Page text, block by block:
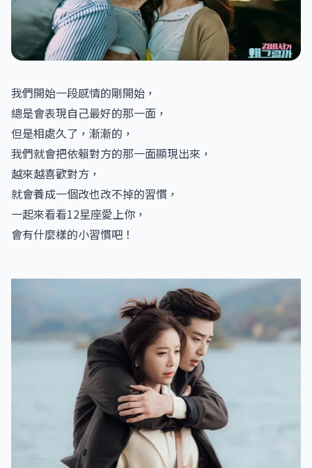
我們開始一段感情的剛開始，
總是會表現自己最好的那一面，
但是相處久了，漸漸的，
我們就會把依賴對方的那一面顯現出來，
越來越喜歡對方，
就會養成一個改也改不掉的習慣，
一起來看看12星座愛上你，
會有什麼樣的小習慣吧！